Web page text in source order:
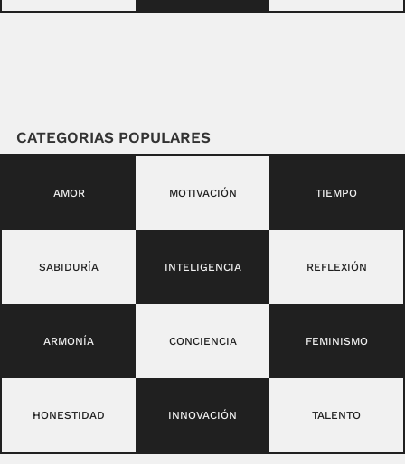
CATEGORIAS POPULARES
AMOR MOTIVACIÓN TIEMPO
SABIDURÍA INTELIGENCIA REFLEXIÓN
ARMONÍA CONCIENCIA FEMINISMO
HONESTIDAD INNOVACIÓN TALENTO